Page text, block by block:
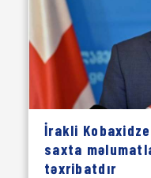
İrakli
saxta
təxribatdır